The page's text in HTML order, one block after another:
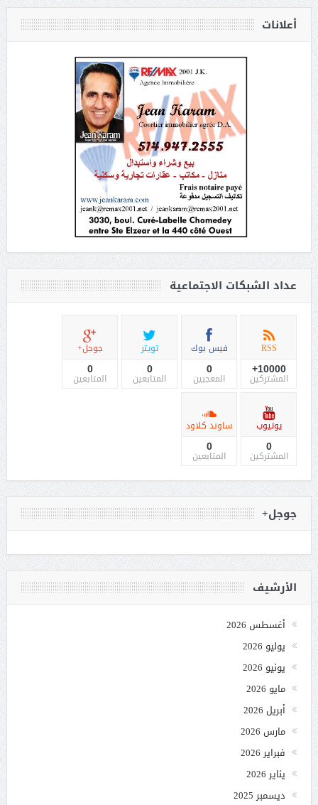
أعلانات
عداد الشبكات الاجتماعية
RSS
10000+
المشتركين
فيس بوك
0
المعجبين
تويتر
0
المتابعين
جوجل+
0
المتابعين
يوتيوب
0
المشتركين
ساوند كلاود
0
المتابعين
جوجل+
الأرشيف
أغسطس 2026
يوليو 2026
يونيو 2026
مايو 2026
أبريل 2026
مارس 2026
فبراير 2026
يناير 2026
ديسمبر 2025